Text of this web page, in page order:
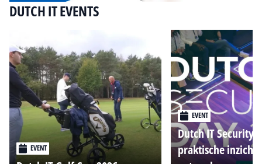
DUTCH IT EVENTS
EVENT
EVENT
Dutch IT Security
praktische